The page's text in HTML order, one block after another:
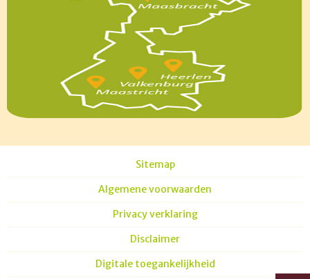
Sitemap
Algemene voorwaarden
Privacy verklaring
Disclaimer
Digitale toegankelijkheid